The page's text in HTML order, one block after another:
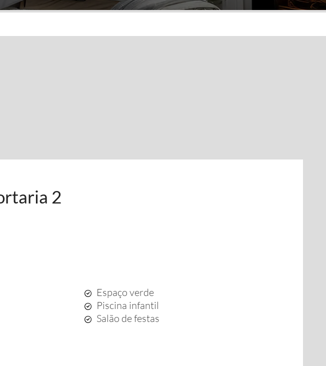
2
Espaço verde
Piscina infantil
Salão de festas